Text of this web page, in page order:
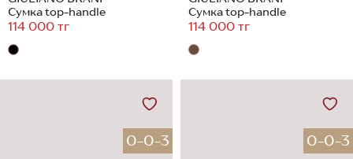
Сумка top-handle
114 000 тг
Сумка top-handle
114 000 тг
0-0-3 0-0-3